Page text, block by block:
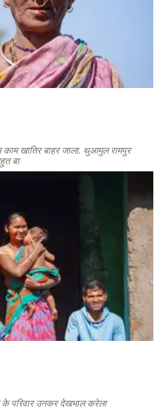
खातिर बाहर जाला. थुआमुल रामपुर
बा
के परिवार उनकर देखभाल करेला